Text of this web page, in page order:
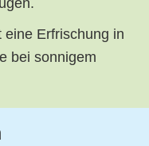
Erfrischung in
bei sonnigem